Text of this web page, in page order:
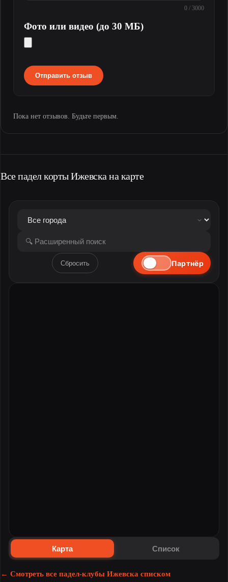
0 / 3000
Фото или видео (до 30 МБ)
Отправить отзыв
Пока нет отзывов. Будьте первым.
Все падел корты Ижевска на карте
Сбросить Партнёр
Карта Список
← Смотреть все падел-клубы Ижевска списком